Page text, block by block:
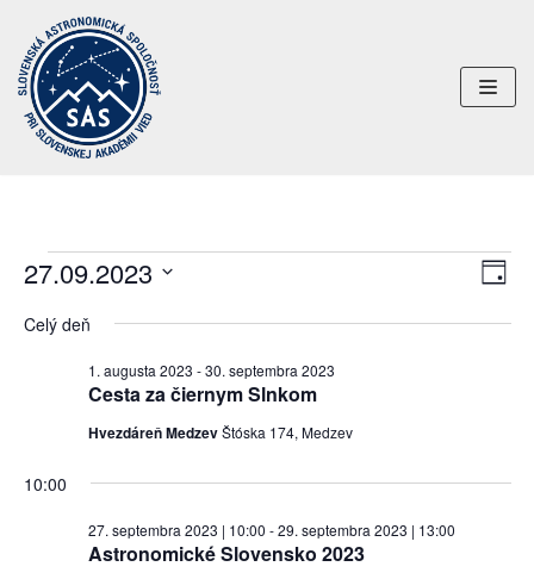
Preskočiť
na
obsah
DEŇ
27.09.2023
dátum.
Celý deň
Cesta za čiernym Slnkom
1. augusta 2023 -30. septembra 2023
Hvezdáreň MedzevŠtóska 174, Medzev
10:00
Astronomické Slovensko 2023
27. septembra 2023 | 10:00 -29. septembra 2023 | 13:00